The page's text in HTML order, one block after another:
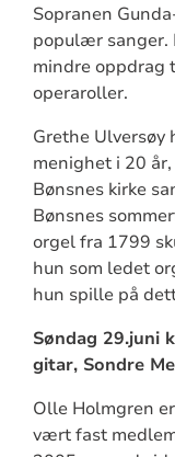
Sopranen
populær sanger.
mindre oppdrag
operaroller.
Grethe
menighet i 20
Bønsnes kirke
Bønsnes
orgel fra 1799
hun som ledet
hun spille på
Søndag 29.juni
gitar, Sondre
Olle Holmgren
vært fast